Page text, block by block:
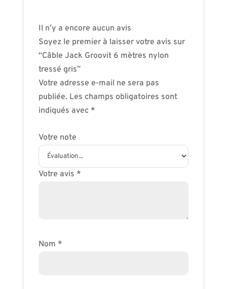
Il n’y a encore aucun avis
Soyez le premier à laisser votre avis sur
“Câble Jack Groovit 6 mètres nylon
tressé gris”
Votre adresse e-mail ne sera pas
publiée. Les champs obligatoires sont
indiqués avec *
Votre note
Votre avis *
Nom *